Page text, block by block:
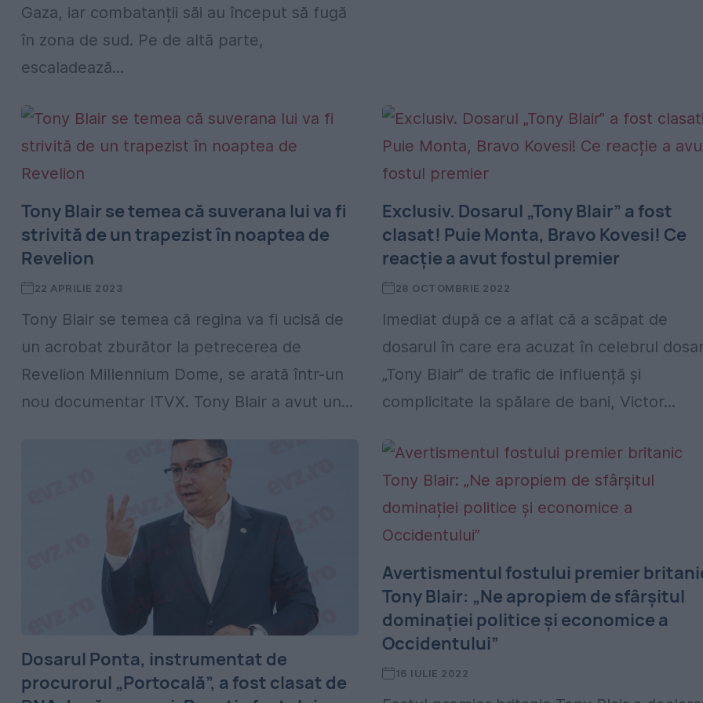
Gaza, iar combatanții săi au început să fugă
în zona de sud. Pe de altă parte,
escaladează...
Tony Blair se temea că suverana lui va fi
strivită de un trapezist în noaptea de
Revelion
22 APRILIE 2023
Tony Blair se temea că regina va fi ucisă de
un acrobat zburător la petrecerea de
Revelion Millennium Dome, se arată într-un
nou documentar ITVX. Tony Blair a avut un...
Exclusiv. Dosarul „Tony Blair” a fost
clasat! Puie Monta, Bravo Kovesi! Ce
reacție a avut fostul premier
28 OCTOMBRIE 2022
Imediat după ce a aflat că a scăpat de
dosarul în care era acuzat în celebrul
„Tony Blair” de trafic de influență și
complicitate la spălare de bani, Victor...
Dosarul Ponta, instrumentat de
procurorul „Portocală”, a fost clasat de
Avertismentul fostului premier
Tony Blair: „Ne apropiem de sfârșitul
dominației politice și economice a
Occidentului”
16 IULIE 2022